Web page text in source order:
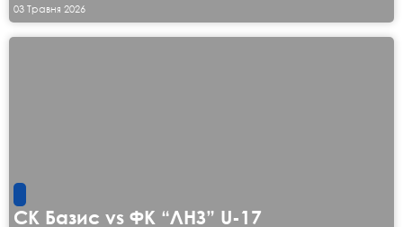
03 Травня 2026
СК Базис vs ФК “ЛНЗ” U-17